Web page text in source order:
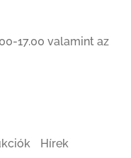
17.00 valamint az
Hírek